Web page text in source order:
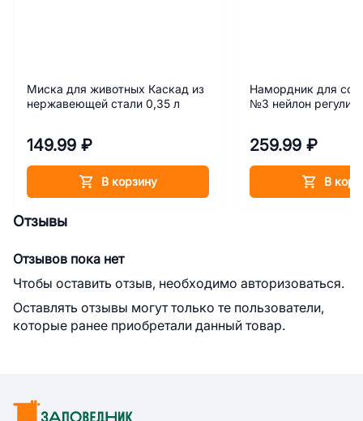
Миска для животных Каскад из
нержавеющей стали 0,35 л
149.99 ₽
В корзину
Намордник для
№3 нейлон
259.99 ₽
В
Отзывы
Отзывов пока нет
Чтобы оставить отзыв, необходимо авторизоваться.
Оставлять отзывы могут только те пользователи,
которые ранее приобретали данный товар.